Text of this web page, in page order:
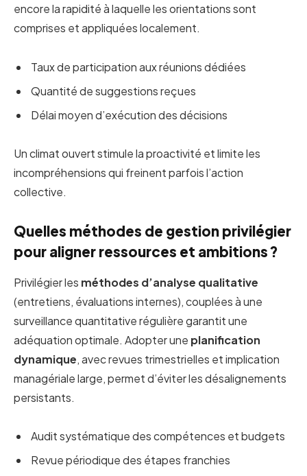
encore la rapidité à laquelle les orientations sont
comprises et appliquées localement.
Taux de participation aux réunions dédiées
Quantité de suggestions reçues
Délai moyen d’exécution des décisions
Un climat ouvert stimule la proactivité et limite les
incompréhensions qui freinent parfois l’action
collective.
Quelles méthodes de gestion privilégier
pour aligner ressources et ambitions ?
Privilégier les méthodes d’analyse qualitative
(entretiens, évaluations internes), couplées à une
surveillance quantitative régulière garantit une
adéquation optimale. Adopter une planification
dynamique, avec revues trimestrielles et implication
managériale large, permet d’éviter les désalignements
persistants.
Audit systématique des compétences et budgets
Revue périodique des étapes franchies